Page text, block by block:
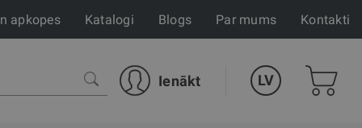
apkopes Katalogi Blogs Par mums Kontakti
Ienākt LV